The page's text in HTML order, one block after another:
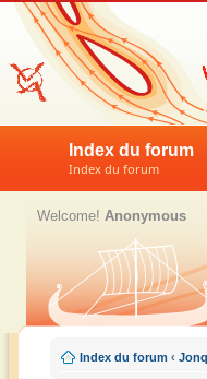
Index du forum
Index du forum
Welcome! Anonymous
Index du forum ‹